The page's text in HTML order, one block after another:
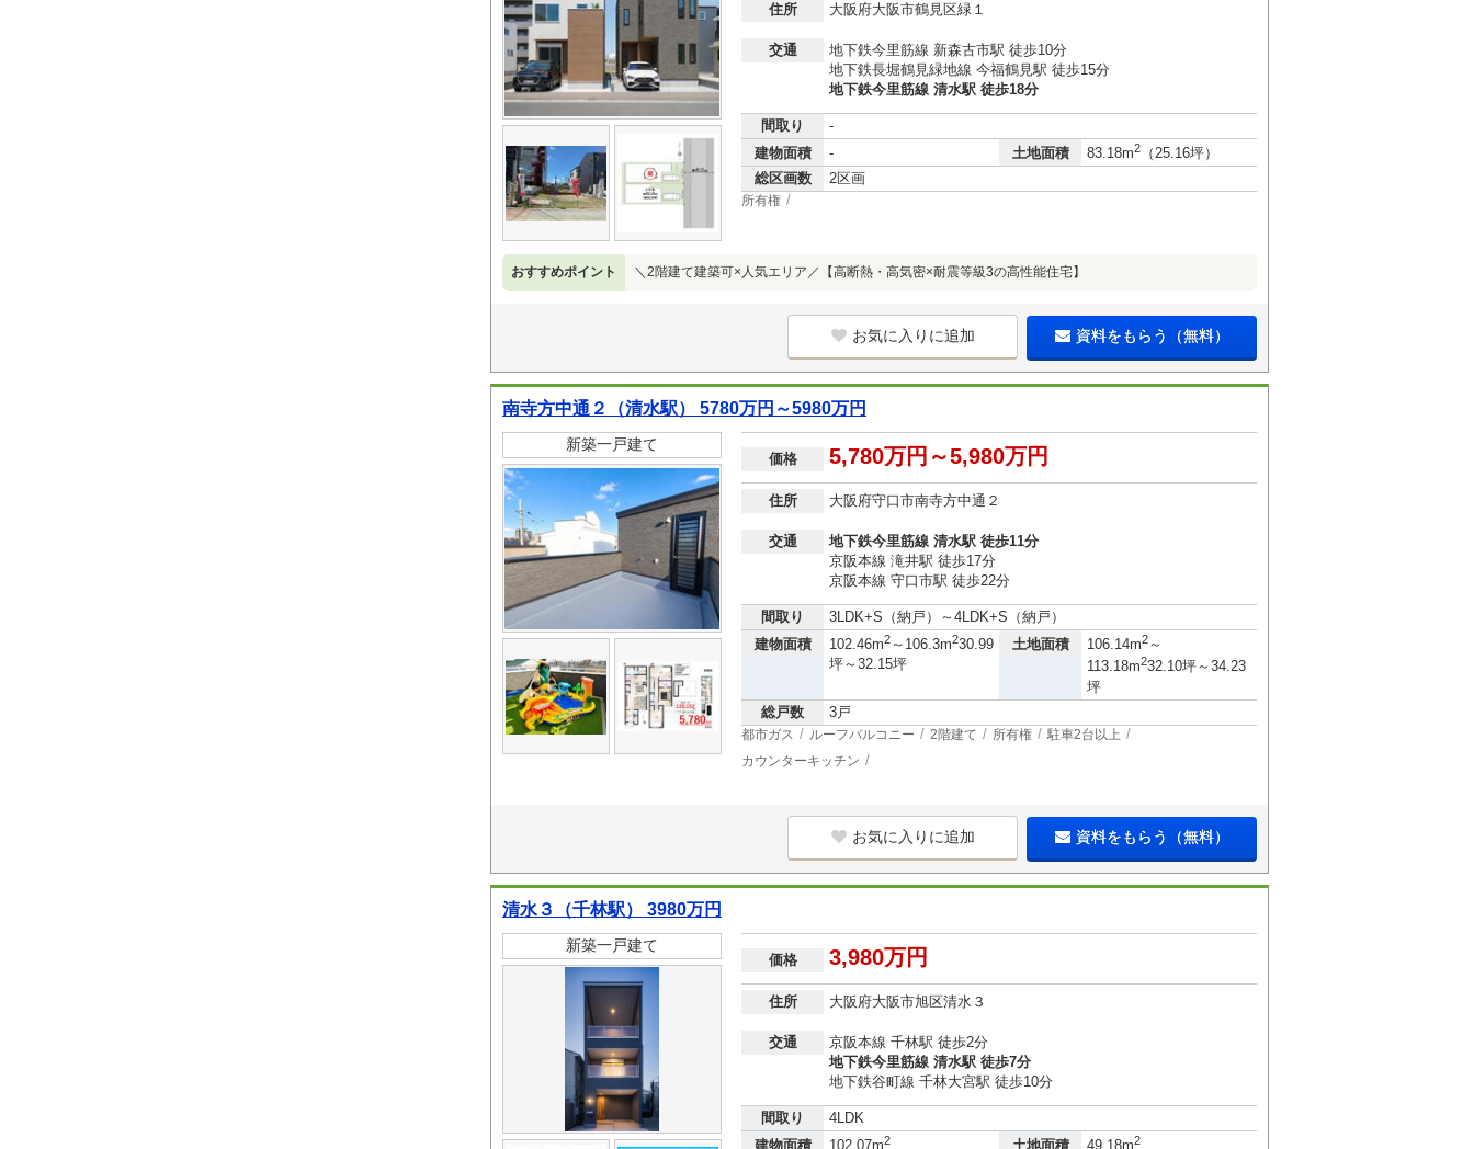
住所 大阪府大阪市鶴見区緑１
交通
地下鉄今里筋線 新森古市駅 徒歩10分
地下鉄長堀鶴見緑地線 今福鶴見駅 徒歩15分
地下鉄今里筋線 清水駅 徒歩18分
間取り
-
建物面積
- 土地面積 83.18m2
（25.16坪）
総区画数
2区画
所有権
おすすめポイント ＼2階建て建築可×人気エリア／【高断熱・高気密×耐震等級3の高性能住宅】
お気に入りに追加 資料をもらう（無料）
南寺方中通２（清水駅） 5780万円～5980万円
新築一戸建て
価格 5,780万円～5,980万円
住所 大阪府守口市南寺方中通２
交通
地下鉄今里筋線 清水駅 徒歩11分
京阪本線 滝井駅 徒歩17分
京阪本線 守口市駅 徒歩22分
間取り
3LDK+S（納戸）～4LDK+S（納戸）
建物面積
102.46m2～106.3m230.99
坪～32.15坪
土地面積 106.14m2～
113.18m232.10坪～34.23
坪
総戸数
3戸
都市ガス ルーフバルコニー 2階建て 所有権
駐車2台以上
カウンターキッチン
お気に入りに追加 資料をもらう（無料）
清水３（千林駅） 3980万円
新築一戸建て
価格 3,980万円
住所 大阪府大阪市旭区清水３
交通
京阪本線 千林駅 徒歩2分
地下鉄今里筋線 清水駅 徒歩7分
地下鉄谷町線 千林大宮駅 徒歩10分
間取り
4LDK
建物面積
102.07m2 土地面積 49.18m2